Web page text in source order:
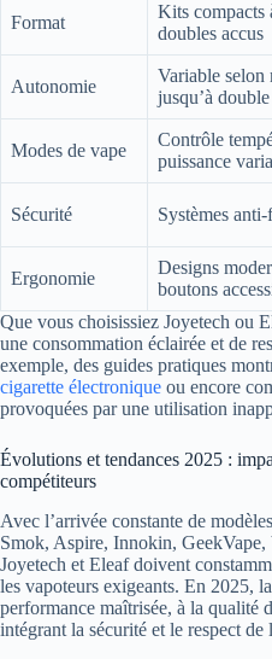
Format
Kits compacts
doubles accus
Autonomie
Variable selon
jusqu’à
Modes de vape
Contrôle
puissance
Sécurité Systèmes
Ergonomie
Designs
boutons
Que vous choisissiez Joyetech ou
une consommation éclairée et de
exemple, des guides pratiques
cigarette électronique ou encore
provoquées par une utilisation
Évolutions et tendances 2025 :
compétiteurs
Avec l’arrivée constante de
Smok, Aspire, Innokin,
Joyetech et Eleaf doivent
les vapoteurs exigeants. En 2025,
performance maîtrisée, à la qualité
intégrant la sécurité et le respect de